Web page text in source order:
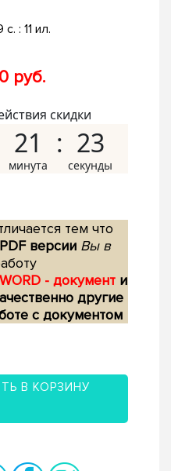
с. : 11 ил.
руб.
скидки
21 22
тем что
версии Вы в
- документ и
другие
с документом
В КОРЗИНУ